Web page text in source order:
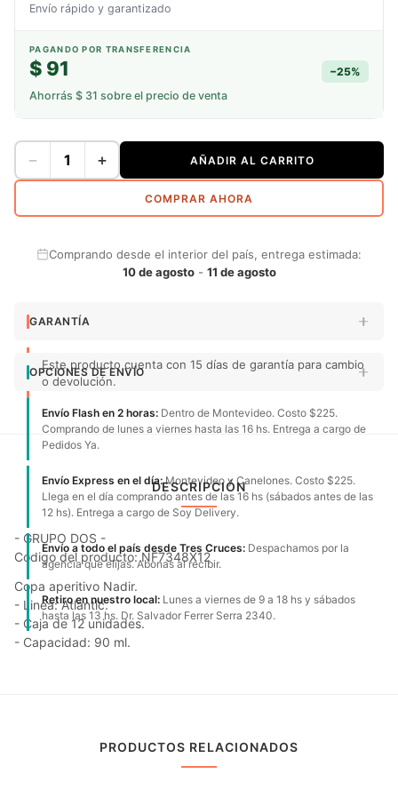
Envío rápido y garantizado
PAGANDO POR TRANSFERENCIA
$ 91 −25%
Ahorrás $ 31 sobre el precio de venta
− + AÑADIR AL CARRITO
COMPRAR AHORA
Comprando desde el interior del país, entrega estimada:
10 de agosto- 11 de agosto
GARANTÍA
Este producto cuenta con 15 días de garantía para cambio
o devolución.
OPCIONES DE ENVÍO
Envío Flash en 2 horas: Dentro de Montevideo. Costo $225.
Comprando de lunes a viernes hasta las 16 hs. Entrega a cargo de
Pedidos Ya.
Envío Express en el día:Montevideo y Canelones. Costo $225.
Llega en el día comprando antes de las 16 hs (sábados antes de las
12 hs). Entrega a cargo de Soy Delivery.
Envío a todo el país desde Tres Cruces: Despachamos por la
agencia que elijas. Abonas al recibir.
Retiro en nuestro local: Lunes a viernes de 9 a 18 hs y sábados
hasta las 13 hs. Dr. Salvador Ferrer Serra 2340.
DESCRIPCIÓN
- GRUPO DOS -
Código del producto: NF7348X12
Copa aperitivo Nadir.
- Linea: Atlantic.
- Caja de 12 unidades.
- Capacidad: 90 ml.
PRODUCTOS RELACIONADOS